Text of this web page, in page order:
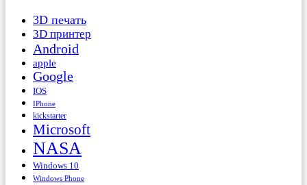
3D печать
3D принтер
Android
apple
Google
IOS
IPhone
kickstarter
Microsoft
NASA
Windows 10
Windows Phone